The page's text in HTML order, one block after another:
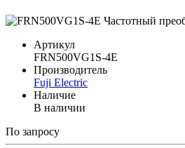
Артикул
FRN500VG1S-4E
Производитель
Fuji Electric
Наличие
В наличии
По запросу